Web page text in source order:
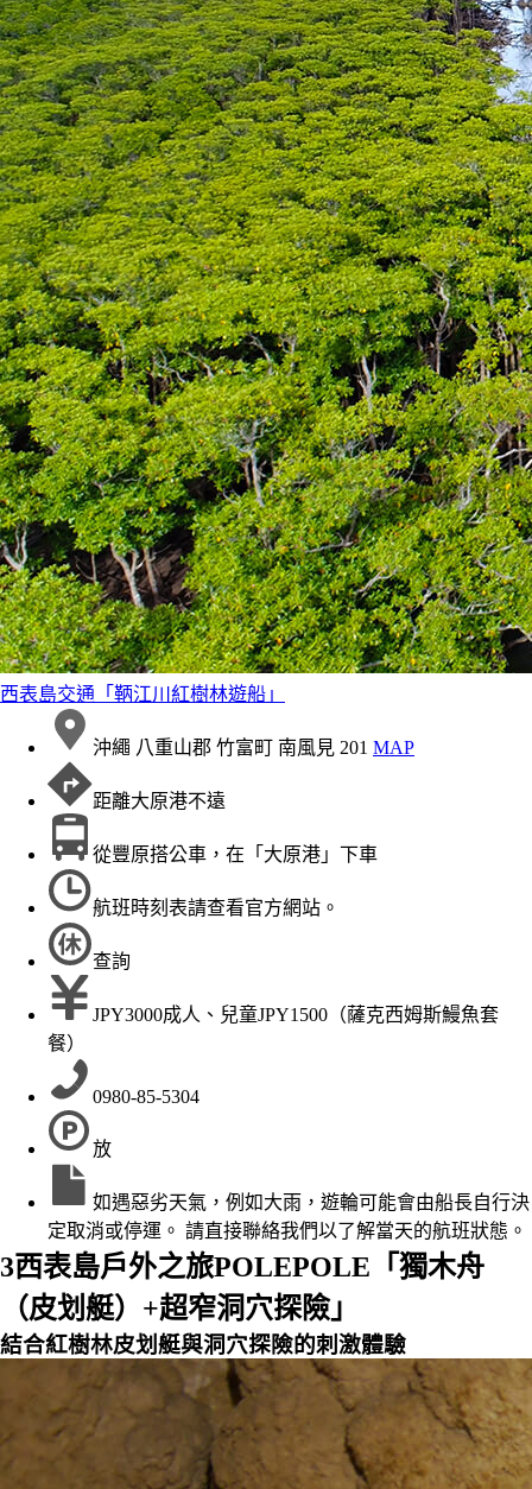
西表島交通「鞆江川紅樹林遊船」
沖繩 八重山郡 竹富町 南風見 201 MAP
距離大原港不遠
從豐原搭公車，在「大原港」下車
航班時刻表請查看官方網站。
查詢
JPY3000成人、兒童JPY1500（薩克西姆斯鰻魚套
餐）
0980-85-5304
放
如遇惡劣天氣，例如大雨，遊輪可能會由船長自行決
定取消或停運。 請直接聯絡我們以了解當天的航班狀態。
3西表島戶外之旅POLEPOLE「獨木舟
（皮划艇）+超窄洞穴探險」
結合紅樹林皮划艇與洞穴探險的刺激體驗